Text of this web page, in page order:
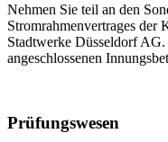
Nehmen Sie teil an den
Stromrahmenvertrages der
Stadtwerke Düsseldorf
angeschlossenen
Prüfungswesen